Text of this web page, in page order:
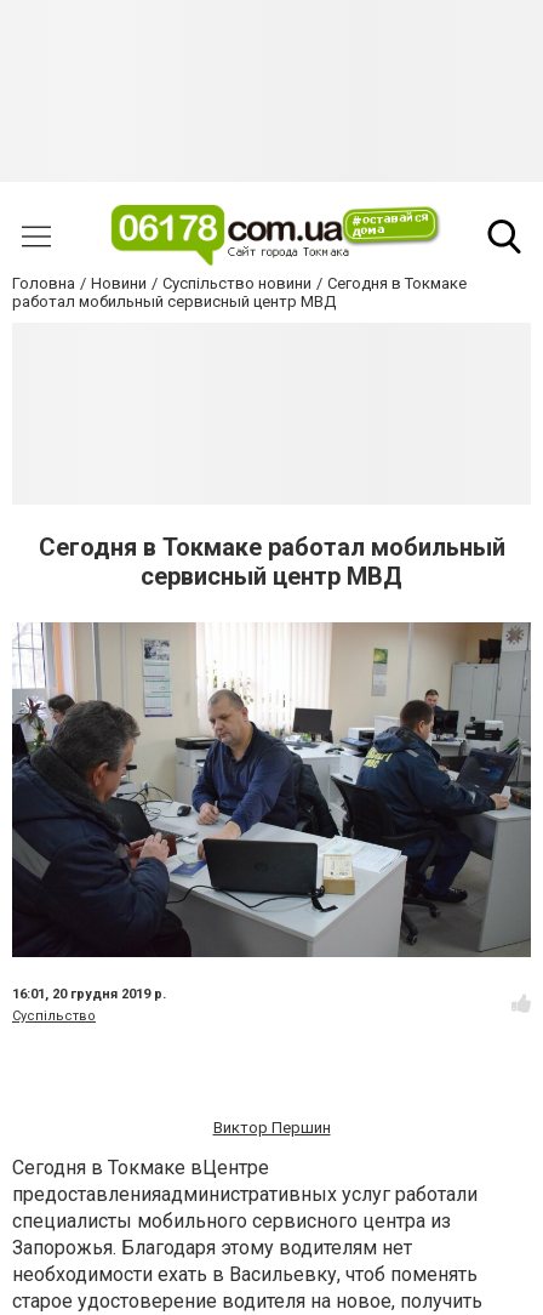
Головна Новини Суспільство новини
Сегодня в Токмаке
работал мобильный сервисный центр МВД
Сегодня в Токмаке работал мобильный
сервисный центр МВД
16:01, 20 грудня 2019 р.
Суспільство
Виктор Першин
Сегодня в Токмаке вЦентре
предоставленияадминистративных услуг работали
специалисты мобильного сервисного центра из
Запорожья. Благодаря этому водителям нет
необходимости ехать в Васильевку, чтоб поменять
старое удостоверение водителя на новое, получить